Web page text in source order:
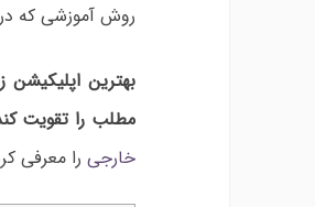
روش آموزشی که
بهترین اپلیکیشن
مطلب را تقویت
خارجی را معرفی